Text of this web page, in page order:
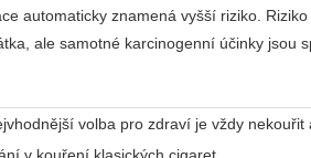
automaticky znamená vyšší riziko.
ale samotné karcinogenní účinky jsou
volba pro zdraví je vždy